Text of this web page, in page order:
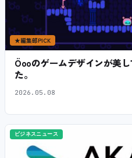
★編集部PICK
Öooのゲームデザインが美
た。
2026.05.08
ビジネスニュース